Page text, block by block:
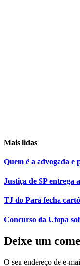
Mais lidas
Quem é a advogada e
Justiça de SP entrega
TJ do Pará fecha
Concurso da Ufopa
Deixe um
O seu endereço de e-